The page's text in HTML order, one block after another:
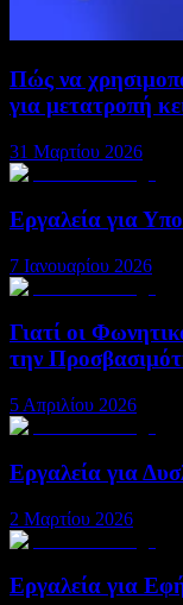
Πώς να
για μετατροπή
31 Μαρτίου 2026
Εργαλεία για
7 Ιανουαρίου 2026
Γιατί οι
την
5 Απριλίου 2026
Εργαλεία για
2 Μαρτίου 2026
Εργαλεία για